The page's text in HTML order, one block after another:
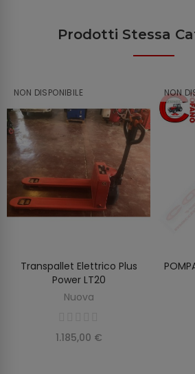
Prodotti Stessa
NON DISPONIBILE
SCOPRIRE
Transpallet Elettrico Plus
Power LT20
Nuova
1.185,00 €
NON